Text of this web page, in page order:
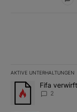
AKTIVE UNTERHALTUNGEN
Das Folgende ist
Ein Trendartikel
Fifa
2